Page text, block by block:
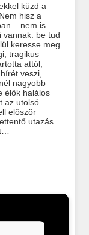
küzd a
hisz a
– nem is
vannak: be tud
keresse meg
tragikus
attól,
veszi,
nagyobb
élők halálos
az utolsó
először
utazás